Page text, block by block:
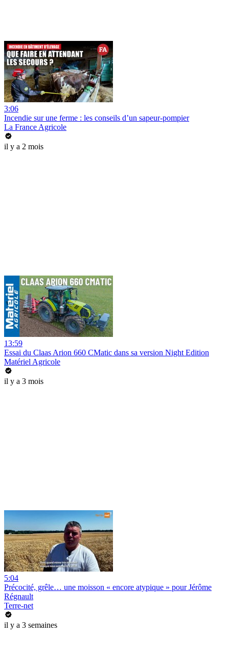
3:06
Incendie sur une ferme : les conseils d’un sapeur-pompier
La France Agricole
il y a 2 mois
13:59
Essai du Claas Arion 660 CMatic dans sa version Night Edition
Matériel Agricole
il y a 3 mois
5:04
Précocité, grêle… une moisson « encore atypique » pour Jérôme
Régnault
Terre-net
il y a 3 semaines